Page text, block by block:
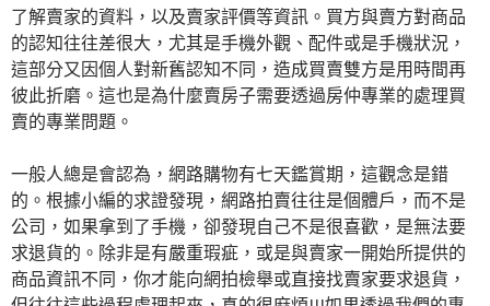
了解賣家的資料，以及賣家評價等資訊。買方與賣方對商品
的認知往往差很大，尤其是手機外觀、配件或是手機狀況，
這部分又因個人對新舊認知不同，造成買賣雙方是用時間再
彼此折磨。這也是為什麼賣房子需要透過房仲專業的處理買
賣的專業問題。
一般人總是會認為，網路購物有七天鑑賞期，這觀念是錯
的。根據小編的求證發現，網路拍賣往往是個體戶，而不是
公司，如果拿到了手機，卻發現自己不是很喜歡，是無法要
求退貨的。除非是有嚴重瑕疵，或是與賣家一開始所提供的
商品資訊不同，你才能向網拍檢舉或直接找賣家要求退貨，